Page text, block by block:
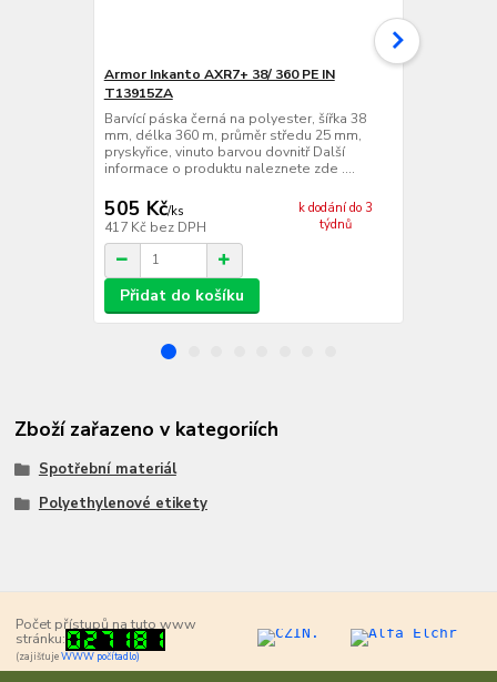
Armor Inkanto AXR7+ 38/ 360 PE IN
T13915ZA
Barvící páska černá na polyester, šířka 38
mm, délka 360 m, průměr středu 25 mm,
pryskyřice, vinuto barvou dovnitř Další
informace o produktu naleznete zde ....
505 Kč/ks
417 Kč bez DPH
k dodání do 3
týdnů
Přidat do košíku
Zboží zařazeno v kategoriích
Spotřební materiál
Polyethylenové etikety
Počet přístupů na tuto www
stránku:
(zajišťujeWWW počítadlo)